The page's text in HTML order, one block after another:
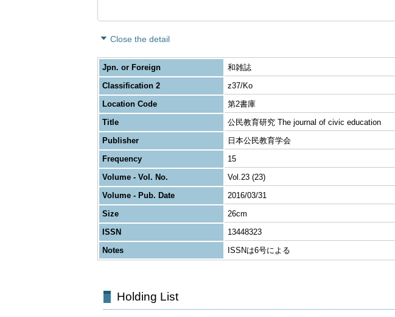
Close the detail
Jpn. or Foreign
和雑誌
Classification 2
z37/Ko
Location Code
第2書庫
Title
公民教育研究 The journal of civic education
Publisher
日本公民教育学会
Frequency
15
Volume - Vol. No.
Vol.23 (23)
Volume - Pub. Date
2016/03/31
Size
26cm
ISSN
13448323
Notes
ISSNは6号による
Holding List